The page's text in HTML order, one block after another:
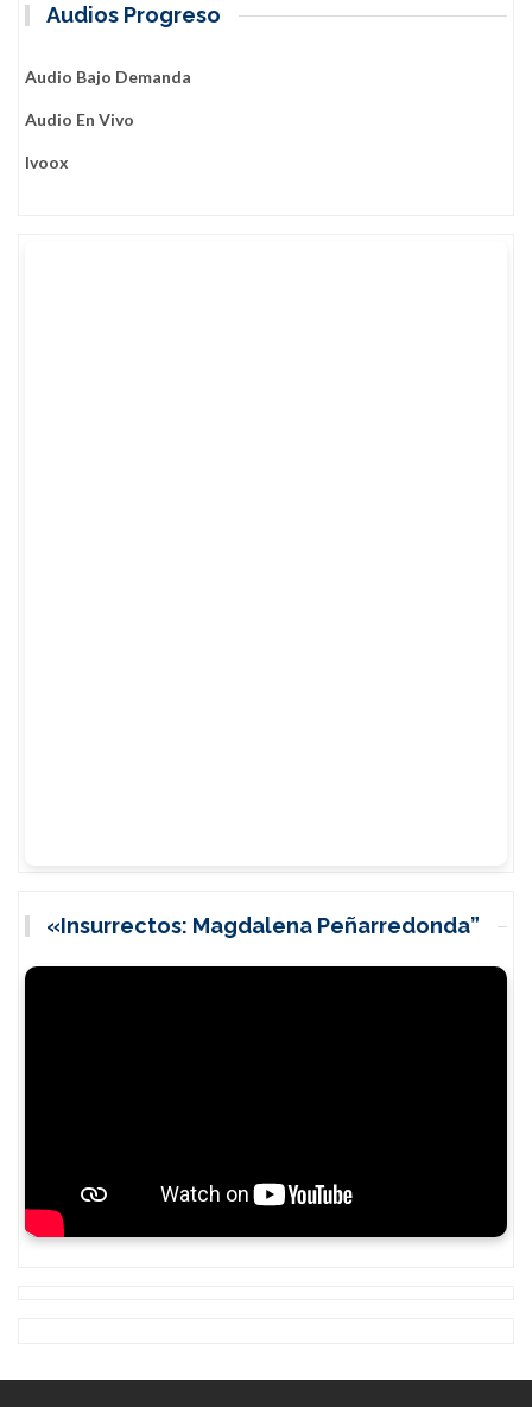
Audios Progreso
Audio Bajo Demanda
Audio En Vivo
Ivoox
«Insurrectos: Magdalena Peñarredonda”